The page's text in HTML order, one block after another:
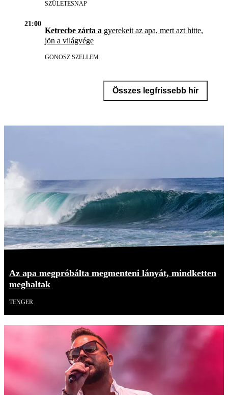
SZÜLETÉSNAP
21:00
Ketrecbe zárta a gyerekeit az apa, mert azt hitte,
jön a világvége
GONOSZ SZELLEM
Összes legfrissebb hír
Az apa megpróbálta megmenteni lányát, mindketten
meghaltak
TENGER